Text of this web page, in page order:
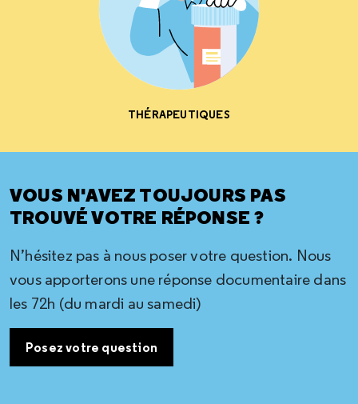
THÉRAPEUTIQUES
VOUS N'AVEZ TOUJOURS PAS
TROUVÉ VOTRE RÉPONSE ?
N’hésitez pas à nous poser votre question. Nous
vous apporterons une réponse documentaire dans
les 72h (du mardi au samedi)
Posez votre question